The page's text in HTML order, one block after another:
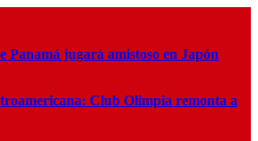
Panamá jugará amistoso en Japón
Club Olimpia remonta a